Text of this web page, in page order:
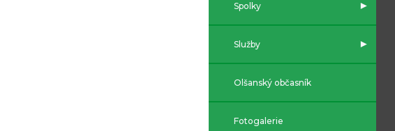
Spolky
Služby
Olšanský občasník
Fotogalerie